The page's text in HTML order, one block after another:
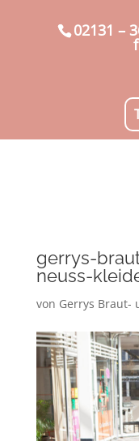
02131 –
gerrys-
neuss-
von Gerrys Braut-